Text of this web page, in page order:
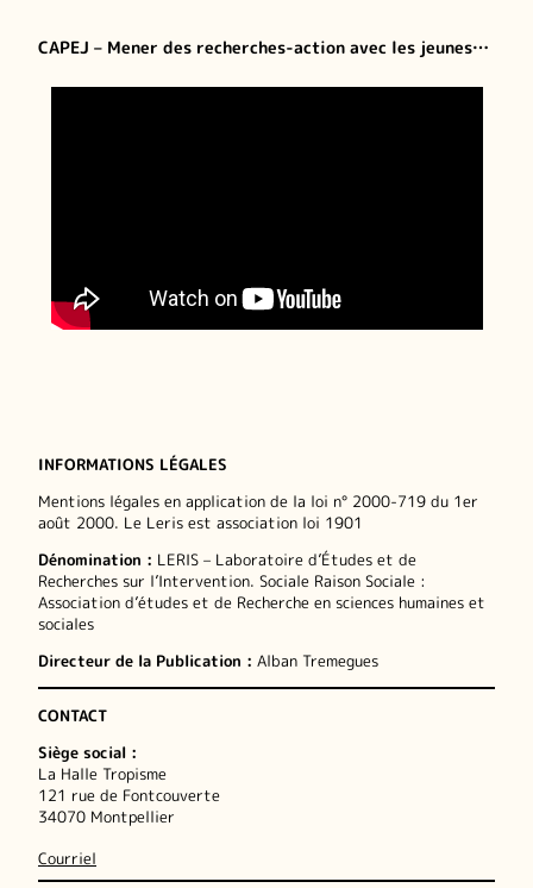
CAPEJ – Mener des recherches-action avec les jeunes…
INFORMATIONS LÉGALES
Mentions légales en application de la loi n° 2000-719 du 1er
août 2000. Le Leris est association loi 1901
Dénomination : LERIS – Laboratoire d’Études et de
Recherches sur l’Intervention. Sociale Raison Sociale :
Association d’études et de Recherche en sciences humaines et
sociales
Directeur de la Publication : Alban Tremegues
CONTACT
Siège social :
La Halle Tropisme
121 rue de Fontcouverte
34070 Montpellier
Courriel